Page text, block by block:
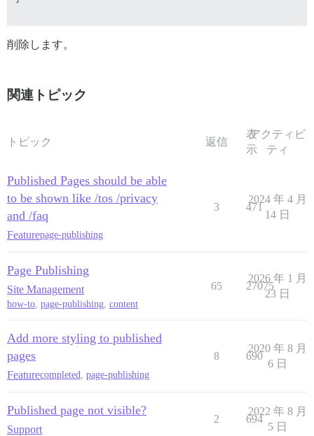
削除します。
関連トピック
トピック 返信
表
示
アクティビ
ティ
Published Pages should be able
to be shown like /tos /privacy
and /faq
Featurepage-publishing
3 471
2024 年 4 月
14 日
Page Publishing
Site Management
how-to page-publishing content
65 27075
2026 年 1 月
23 日
Add more styling to published
pages
Featurecompleted, page-publishing
8 690
2020 年 8 月
6 日
Published page not visible?
Support
2 694
2022 年 8 月
5 日